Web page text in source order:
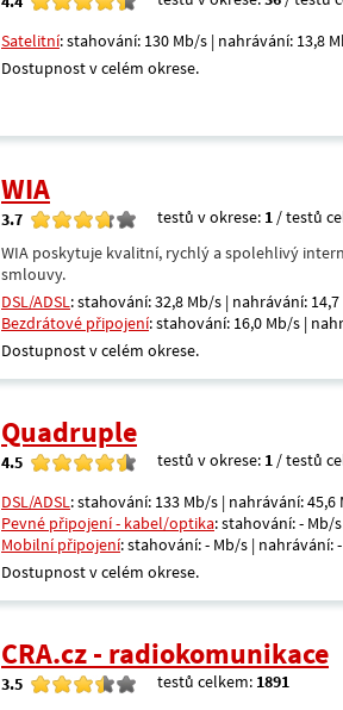
Satelitní: stahování: 130 Mb/s | nahrávání: 13,8
Dostupnost v celém okrese.
WIA
3.7 testů v okrese: 1 / testů
WIA poskytuje kvalitní, rychlý a spolehlivý
smlouvy.
DSL/ADSL: stahování: 32,8 Mb/s | nahrávání:
Bezdrátové připojení: stahování: 16,0 Mb/s |
Dostupnost v celém okrese.
Quadruple
4.5 testů v okrese: 1 / testů
DSL/ADSL: stahování: 133 Mb/s | nahrávání: 45,6
Pevné připojení - kabel/optika: stahování: - Mb/
Mobilní připojení: stahování: - Mb/s | nahrávání:
Dostupnost v celém okrese.
CRA.cz - radiokomunikace
3.5 testů celkem: 1891